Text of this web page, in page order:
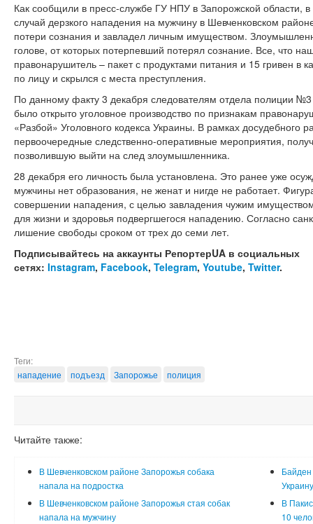
Как сообщили в пресс-службе ГУ НПУ в Запорожской области,
случай дерзкого нападения на мужчину в Шевченковском
потери сознания и завладел личным имуществом.
голове, от которых потерпевший потерял сознание. Все, что
правонарушитель – пакет с продуктами питания и 15 гривен в
по лицу и скрылся с места преступления.
По данному факту 3 декабря следователям отдела полиции
было открыто уголовное производство по признакам
«Разбой» Уголовного кодекса Украины. В рамках досудебного
первоочередные следственно-оперативные мероприятия,
позволившую выйти на след злоумышленника.
28 декабря его личность была установлена. Это ранее уже
мужчины нет образования, не женат и нигде не работает.
совершении нападения, с целью завладения чужим
для жизни и здоровья подвергшегося нападению. Согласно
лишение свободы сроком от трех до семи лет.
Подписывайтесь на аккаунты РепортерUA в социальных
сетях: Instagram, Facebook, Telegram, Youtube, Twitter.
Теги:
нападение
подъезд Запорожье полиция
Читайте также:
В Шевченковском районе Запорожья собака
напала на подростка
Украину
В Шевченковском районе Запорожья стая собак
напала на мужчину
В
10